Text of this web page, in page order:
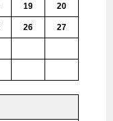
19 20
26 27